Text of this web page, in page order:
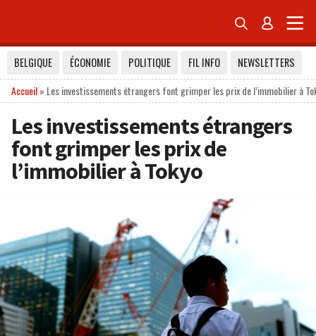
 
BELGIQUE ÉCONOMIE POLITIQUE FIL INFO
NEWSLETTERS
Accueil» Les investissements étrangers font grimper les prix de l’immobilier à
Les investissements étrangers
font grimper les prix de
l’immobilier à Tokyo